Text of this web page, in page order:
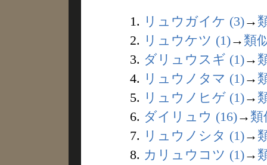
1. リュウガイケ (3)→
2. リュウケツ (1)→ 類
3. ダリュウスギ (1)→
4. リュウノタマ (1)→
5. リュウノヒゲ (1)→
6. ダイリュウ (16)→ 類
7. リュウノシタ (1)→
8. カリュウコツ (1)→